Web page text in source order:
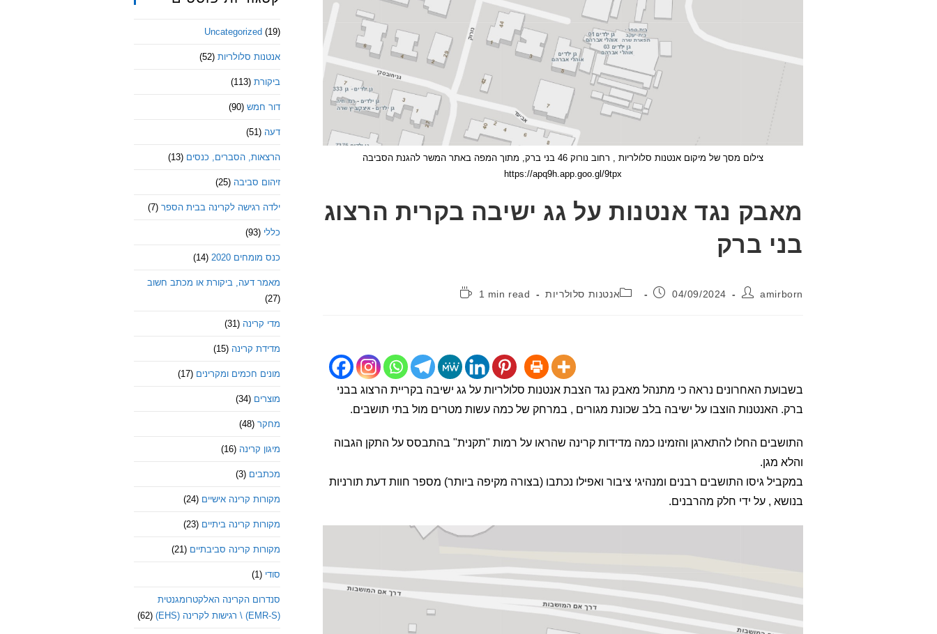
צילום מסך של מיקום אנטנות סלולריות , רחוב נורוק 46 בני ברק, מתוך המפה באתר המשר להגנת הסביבה
https://apq9h.app.goo.gl/9tpx
מאבק נגד אנטנות על גג ישיבה בקרית הרצוג
בני ברק
מחבר:
amirborn פורסם:
04/09/2024 קטגוריה:
אנטנות סלולריות
זמן
1 min read
בשבועת האחרונים נראה כי מתנהל מאבק נגד הצבת אנטנות סלולריות על גג ישיבה בקריית הרצוג בבני
ברק. האנטנות הוצבו על ישיבה בלב שכונת מגורים , במרחק של כמה עשות מטרים מול בתי תושבים.
התושבים החלו להתארגן והזמינו כמה מדידות קרינה שהראו על רמות "תקנית" בהתבסס על התקן הגבוה
והלא מגן.
במקביל גיסו התושבים רבנים ומנהיגי ציבור ואפילו נכתבו (בצורה מקיפה ביותר) מספר חוות דעת תורניות
בנושא , על ידי חלק מהרבנים.
Uncategorized (19)
אנטנות סלולריות (52)
ביקורת (113)
דור חמש (90)
דעה (51)
הרצאות, הסברים, כנסים (13)
זיהום סביבה (25)
ילדה רגישה לקרינה בבית הספר (7)
כללי (93)
כנס מומחים 2020 (14)
מאמר דעה, ביקורת או מכתב חשוב
(27)
מדי קרינה (31)
מדידת קרינה (15)
מונים חכמים ומקרינים (17)
מוצרים (34)
מחקר (48)
מיגון קרינה (16)
מכתבים (3)
מקורות קרינה אישיים (24)
מקורות קרינה ביתיים (23)
מקורות קרינה סביבתיים (21)
סודי (1)
סנדרום הקרינה האלקטרומגנטית
(EMR-S) \ רגישות לקרינה (EHS)
(62)